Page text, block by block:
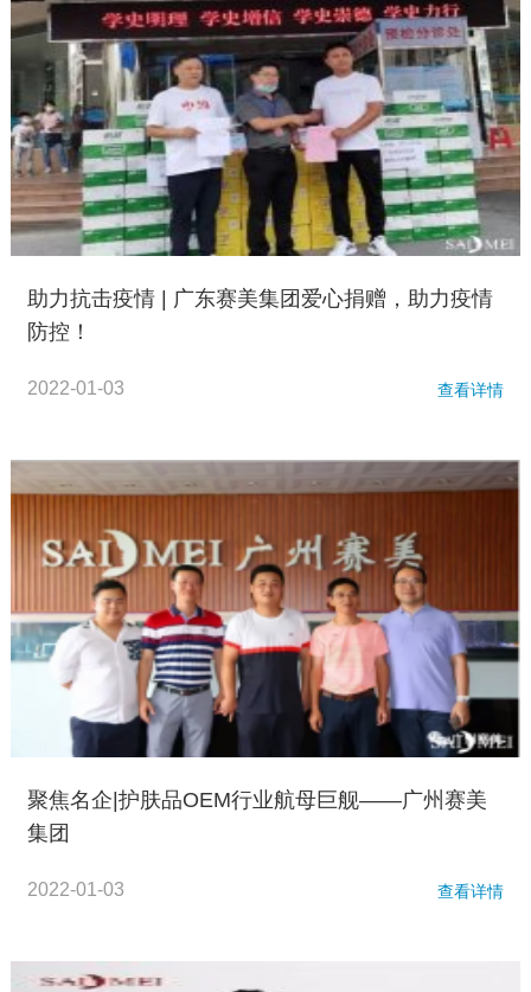
助力抗击疫情 | 广东赛美集团爱心捐赠，助力疫情
防控！
2022-01-03 查看详情
聚焦名企|护肤品OEM行业航母巨舰——广州赛美
集团
2022-01-03 查看详情